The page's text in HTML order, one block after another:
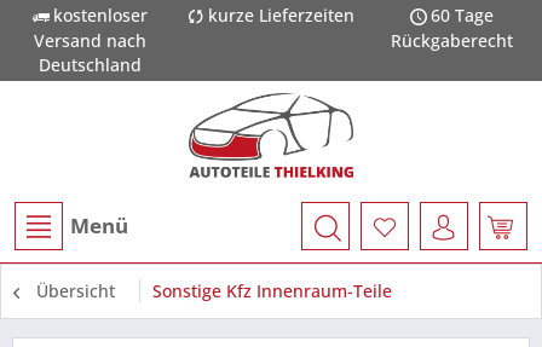
kostenloser
Versand nach
Deutschland
kurze Lieferzeiten
60 Tage
Rückgaberecht
Menü
Übersicht Sonstige Kfz Innenraum-Teile